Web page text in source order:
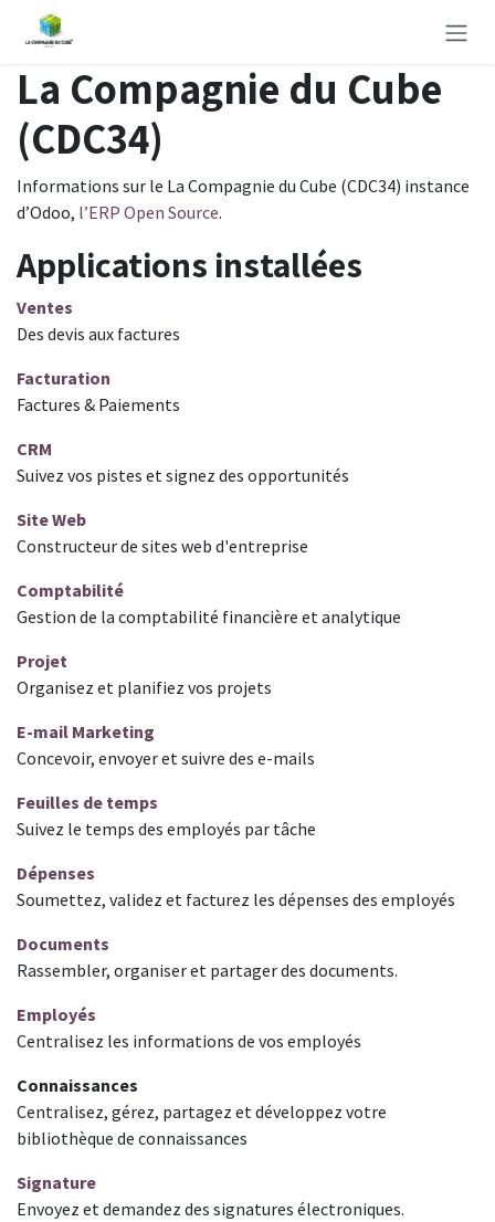
Se rendre au contenu
La Compagnie du Cube
(CDC34)
Informations sur le La Compagnie du Cube (CDC34) instance
d’Odoo, l’ERP Open Source.
Applications installées
Ventes
Des devis aux factures
Facturation
Factures & Paiements
CRM
Suivez vos pistes et signez des opportunités
Site Web
Constructeur de sites web d'entreprise
Comptabilité
Gestion de la comptabilité financière et analytique
Projet
Organisez et planifiez vos projets
E-mail Marketing
Concevoir, envoyer et suivre des e-mails
Feuilles de temps
Suivez le temps des employés par tâche
Dépenses
Soumettez, validez et facturez les dépenses des employés
Documents
Rassembler, organiser et partager des documents.
Employés
Centralisez les informations de vos employés
Connaissances
Centralisez, gérez, partagez et développez votre
bibliothèque de connaissances
Signature
Envoyez et demandez des signatures électroniques.